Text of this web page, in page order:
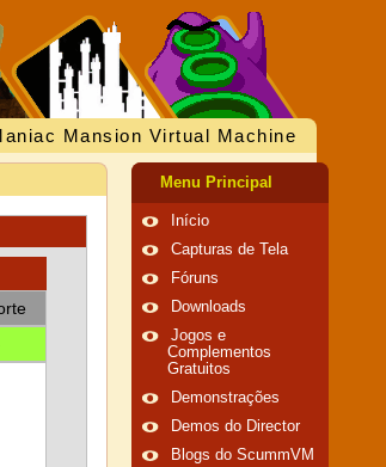
Mansion Virtual Machine
Menu Principal
Início
Capturas de Tela
Fóruns
Downloads
Jogos e
Complementos
Gratuitos
Demonstrações
Demos do Director
Blogs do ScummVM